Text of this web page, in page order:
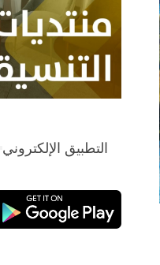
التطبيق الإلكتروني